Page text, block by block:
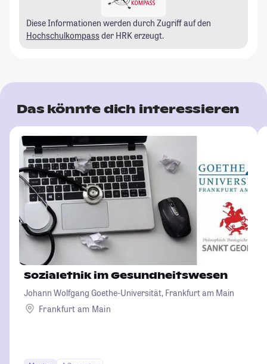
Diese Informationen werden durch Zugriff auf den
Hochschulkompass der HRK erzeugt.
Das könnte dich interessieren
Sozialethik im Gesundheitswesen
Johann Wolfgang Goethe-Universität, Frankfurt am Main
Frankfurt am Main